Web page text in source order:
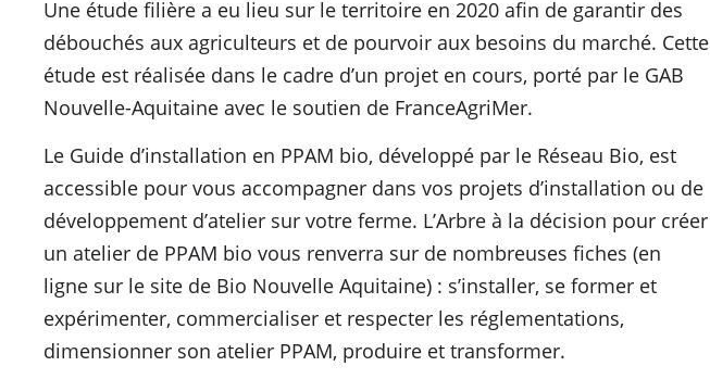
Une étude filière a eu lieu sur le territoire en 2020 afin de garantir des
débouchés aux agriculteurs et de pourvoir aux besoins du marché. Cette
étude est réalisée dans le cadre d’un projet en cours, porté par le GAB
Nouvelle-Aquitaine avec le soutien de FranceAgriMer.
Le Guide d’installation en PPAM bio, développé par le Réseau Bio, est
accessible pour vous accompagner dans vos projets d’installation ou de
développement d’atelier sur votre ferme. L’Arbre à la décision pour créer
un atelier de PPAM bio vous renverra sur de nombreuses fiches (en
ligne sur le site de Bio Nouvelle Aquitaine) : s’installer, se former et
expérimenter, commercialiser et respecter les réglementations,
dimensionner son atelier PPAM, produire et transformer.